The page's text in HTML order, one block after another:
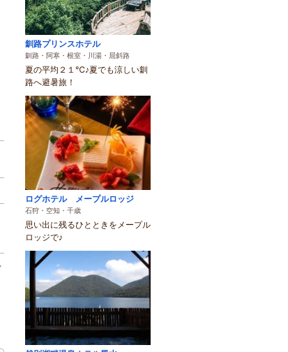
釧路プリンスホテル
釧路・阿寒・根室・川湯・屈斜路
夏の平均２１℃♪夏でも涼しい釧
路へ避暑旅！
ログホテル メープルロッジ
石狩・空知・千歳
思い出に残るひとときをメープル
ロッジで♪